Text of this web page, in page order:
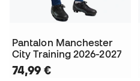
Pantalon Manchester
City Training 2026-2027
74,99 €